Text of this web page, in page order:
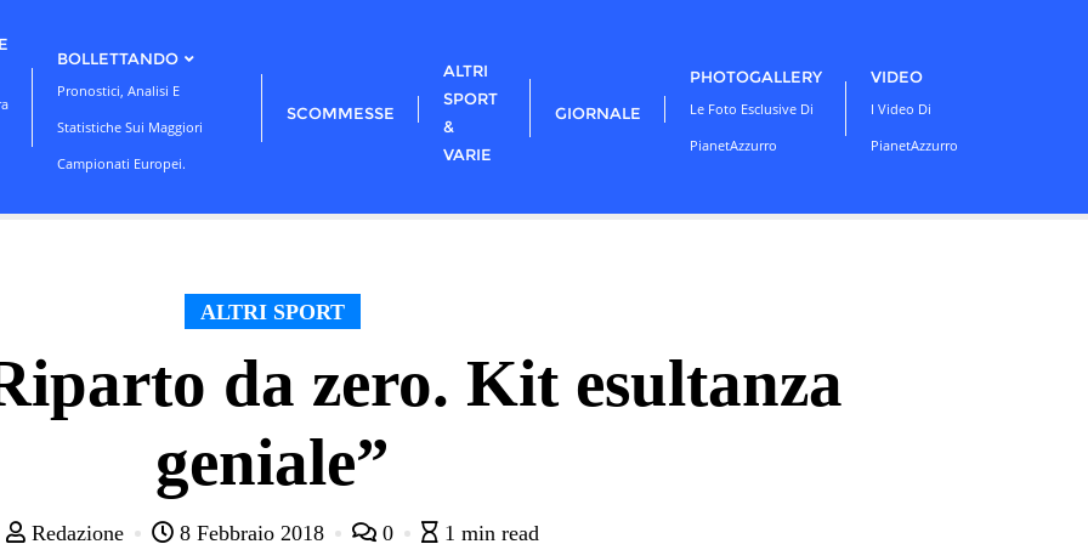
BOLLETTANDO
Pronostici, Analisi E
Statistiche Sui Maggiori
Campionati Europei.
SCOMMESSE
ALTRI
SPORT
&
VARIE
GIORNALE
PHOTOGALLERY
Le Foto Esclusive Di
PianetAzzurro
VIDEO
I Video Di
PianetAzzurro
ALTRI SPORT
da zero. Kit esultanza
geniale”
Redazione 8 Febbraio 2018 0 1 min read